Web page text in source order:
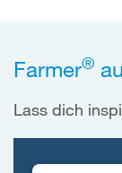
Farmer®
Lass dich